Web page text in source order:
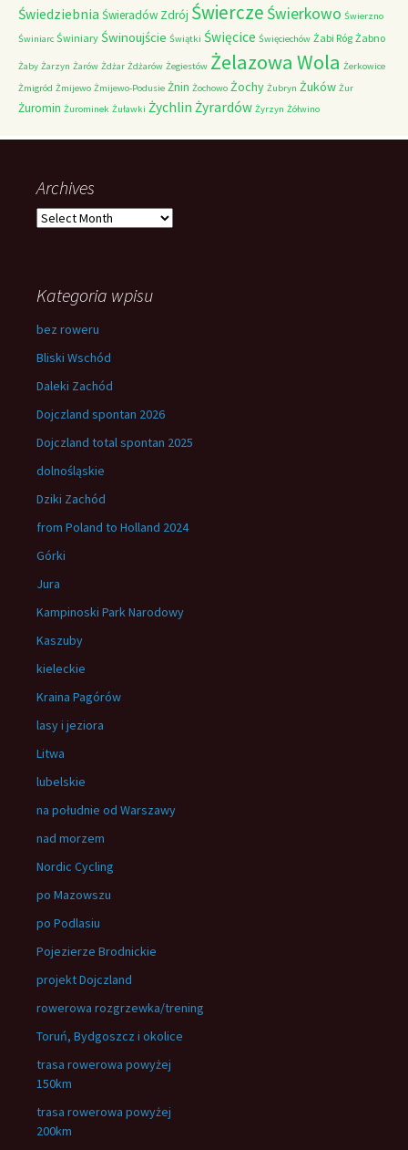
Świedziebnia Świeradów Zdrój Świercze Świerkowo Świerzno
Świniarc Świniary Świnoujście Świątki Święcice Święciechów Żabi Róg Żabno
Żaby Żarzyn Żarów Żdżar Żdżarów Żegiestów Żelazowa Wola Żerkowice
Żmigród Żmijewo Żmijewo-Podusie Żnin Żochowo Żochy Żubryn Żuków Żur
Żuromin Żurominek Żuławki Żychlin Żyrardów Żyrzyn Żółwino
Archives
Archives
Kategoria wpisu
bez roweru
Bliski Wschód
Daleki Zachód
Dojczland spontan 2026
Dojczland total spontan 2025
dolnośląskie
Dziki Zachód
from Poland to Holland 2024
Górki
Jura
Kampinoski Park Narodowy
Kaszuby
kieleckie
Kraina Pagórów
lasy i jeziora
Litwa
lubelskie
na południe od Warszawy
nad morzem
Nordic Cycling
po Mazowszu
po Podlasiu
Pojezierze Brodnickie
projekt Dojczland
rowerowa rozgrzewka/trening
Toruń, Bydgoszcz i okolice
trasa rowerowa powyżej
150km
trasa rowerowa powyżej
200km